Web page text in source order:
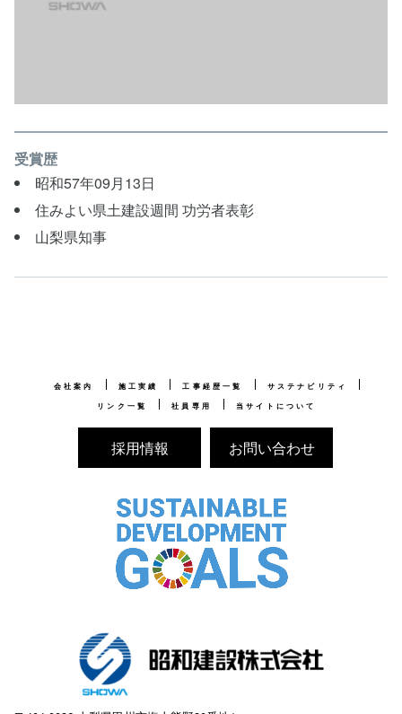
受賞歴
昭和57年09月13日
住みよい県土建設週間 功労者表彰
山梨県知事
会社案内 施工実績 工事経歴一覧
サステナビリティ
リンク一覧
社員専用 当サイトについて
採用情報 お問い合わせ